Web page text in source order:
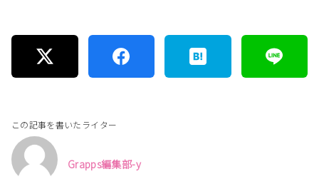
この記事を書いたライター
Grapps編集部-y